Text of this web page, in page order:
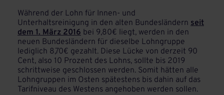
Während der Lohn für Innen- und
Unterhaltsreinigung in den alten Bundesländern seit
dem 1. März 2016 bei 9,80€ liegt, werden in den
neuen Bundesländern für dieselbe Lohngruppe
lediglich 8,70€ gezahlt. Diese Lücke von derzeit 90
Cent, also 10 Prozent des Lohns, sollte bis 2019
schrittweise geschlossen werden. Somit hätten alle
Lohngruppen im Osten spätestens bis dahin auf das
Tarifniveau des Westens angehoben werden sollen.